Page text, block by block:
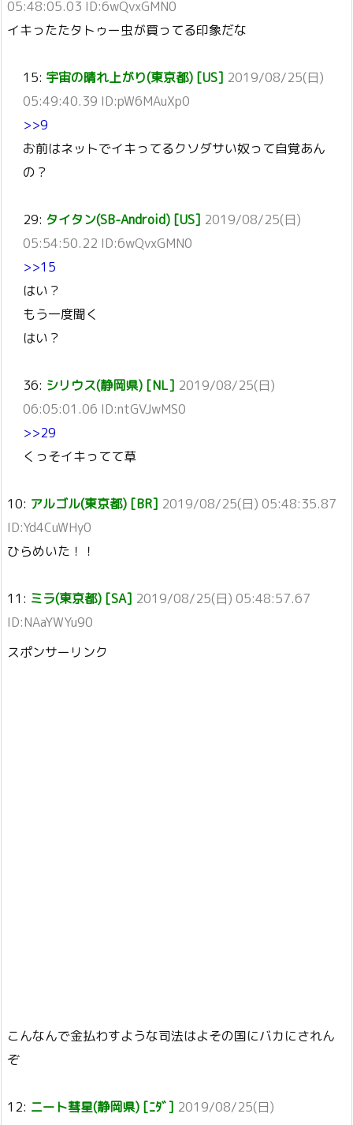
05:48:05.03 ID:6wQvxGMN0
イキったたタトゥー虫が買ってる印象だな
15: 宇宙の晴れ上がり(東京都) [US] 2019/08/25(日)
05:49:40.39 ID:pW6MAuXp0
>>9
お前はネットでイキってるクソダサい奴って自覚あん
の？
29: タイタン(SB-Android) [US] 2019/08/25(日)
05:54:50.22 ID:6wQvxGMN0
>>15
はい？
もう一度聞く
はい？
36: シリウス(静岡県) [NL] 2019/08/25(日)
06:05:01.06 ID:ntGVJwMS0
>>29
くっそイキってて草
10: アルゴル(東京都) [BR] 2019/08/25(日) 05:48:35.87
ID:Yd4CuWHy0
ひらめいた！！
11: ミラ(東京都) [SA] 2019/08/25(日) 05:48:57.67
ID:NAaYWYu90
スポンサーリンク
こんなんで金払わすような司法はよその国にバカにされん
ぞ
12: ニート彗星(静岡県) [ﾆﾀﾞ] 2019/08/25(日)